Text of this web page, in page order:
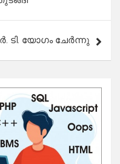
ടി. യോഗം ചേർന്നു